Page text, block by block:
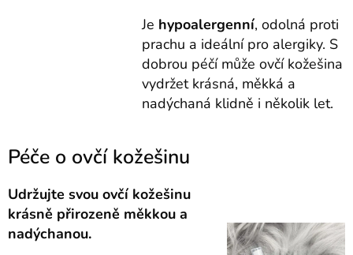
Je hypoalergenní, odolná proti
prachu a ideální pro alergiky. S
dobrou péčí může ovčí kožešina
vydržet krásná, měkká a
nadýchaná klidně i několik let.
Péče o ovčí kožešinu
Udržujte svou ovčí kožešinu
krásně přirozeně měkkou a
nadýchanou.